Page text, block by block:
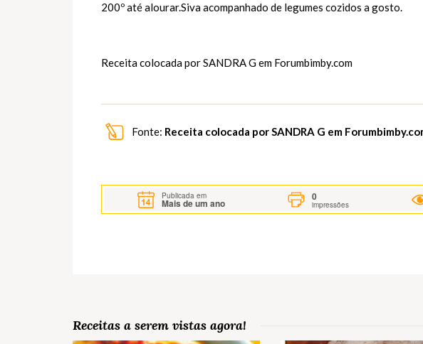
200º até alourar.Siva acompanhado de legumes cozidos a gosto.
Receita colocada por SANDRA G em Forumbimby.com
Fonte: Receita colocada por SANDRA G em
Publicada em
Mais de um ano
0
impressões
Receitas a serem vistas agora!